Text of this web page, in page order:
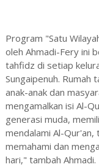
Program "Satu
oleh Ahmadi-Fery ini
tahfidz di setiap
Sungaipenuh. Rumah
anak-anak dan
mengamalkan isi Al-
generasi muda,
mendalami Al-Qur'an,
memahami dan
hari," tambah Ahmadi.